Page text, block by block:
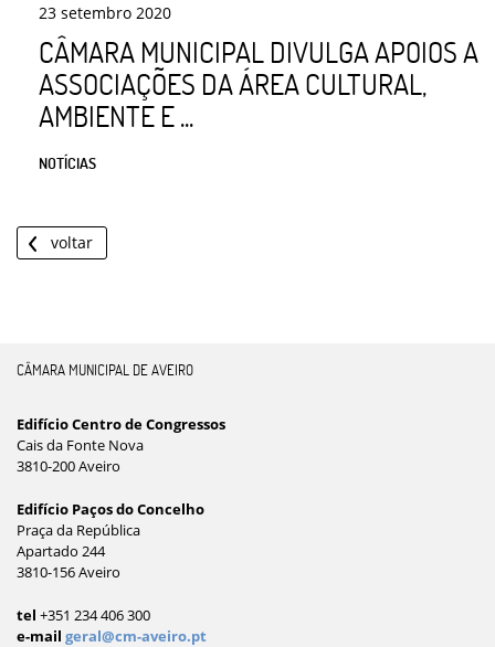
23 setembro 2020
CÂMARA MUNICIPAL DIVULGA APOIOS A
ASSOCIAÇÕES DA ÁREA CULTURAL,
AMBIENTE E ...
NOTÍCIAS
voltar
CÂMARA MUNICIPAL DE AVEIRO
Edifício Centro de Congressos
Cais da Fonte Nova
3810-200 Aveiro
Edifício Paços do Concelho
Praça da República
Apartado 244
3810-156 Aveiro
tel +351 234 406 300
e-mail geral@cm-aveiro.pt